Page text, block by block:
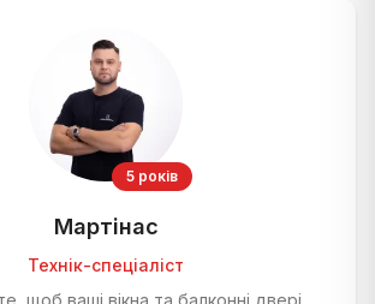
5 років
Мартінас
Технік-спеціаліст
щоб ваші вікна та балконні двері